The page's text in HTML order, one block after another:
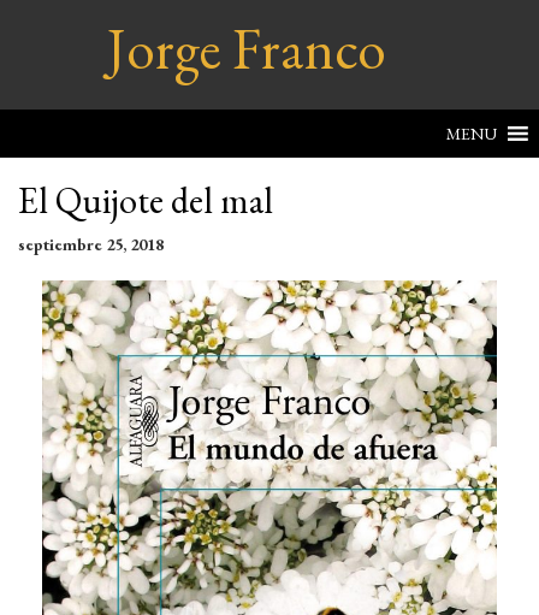
Jorge Franco
MENU
El Quijote del mal
septiembre 25, 2018